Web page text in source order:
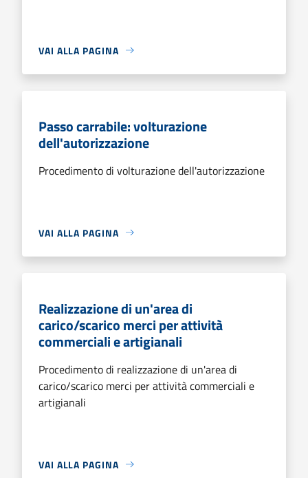
VAI ALLA PAGINA
Passo carrabile: volturazione
dell'autorizzazione
Procedimento di volturazione dell'autorizzazione
VAI ALLA PAGINA
Realizzazione di un'area di
carico/scarico merci per attività
commerciali e artigianali
Procedimento di realizzazione di un'area di
carico/scarico merci per attività commerciali e
artigianali
VAI ALLA PAGINA